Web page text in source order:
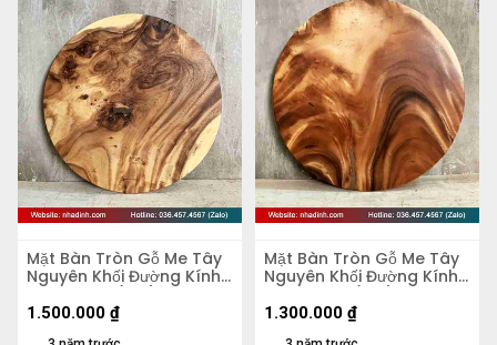
Mặt Bàn Tròn Gỗ Me Tây
Nguyên Khối Đường Kính
74 Dày 3.8 (cm)
1.500.000 ₫
Mặt Bàn Tròn Gỗ Me Tây
Nguyên Khối Đường Kính
67 Dày 4,2 (cm)
1.300.000 ₫